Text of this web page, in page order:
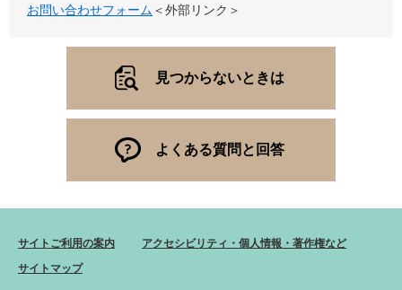
お問い合わせフォーム ＜外部リンク＞
見つからないときは
よくある質問と回答
サイトご利用の案内
アクセシビリティ・個人情報・著作権など
サイトマップ